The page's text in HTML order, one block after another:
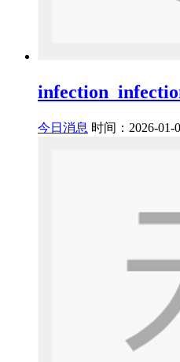
今日消息 时间：2026-01-